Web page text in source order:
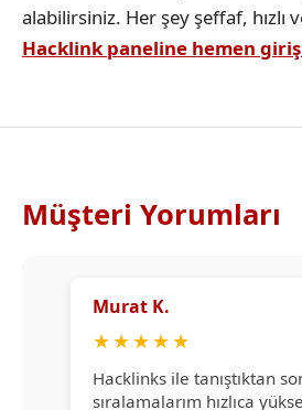
alabilirsiniz. Her şey şeffaf, hızlı
Hacklink paneline hemen giriş
Müşteri Yorumları
Murat K.
★★★★★
Hacklinks ile tanıştıktan
sıralamalarım hızlıca